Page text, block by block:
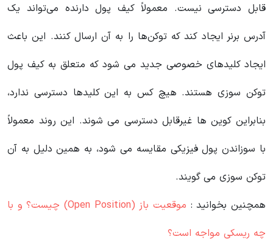
قابل دسترسی نیست. معمولاً کیف پول دارنده می‌تواند یک
آدرس برنر ایجاد کند که توکن‌ها را به آن ارسال کنند. این باعث
ایجاد کلیدهای خصوصی جدید می شود که متعلق به کیف پول
توکن سوزی هستند. هیچ کس به این کلیدها دسترسی ندارد،
بنابراین کوین ها غیرقابل دسترسی می شوند. این روند معمولاً
با سوزاندن پول فیزیکی مقایسه می شود، به همین دلیل به آن
توکن سوزی می گویند.
همچنین بخوانید :
موقعیت باز (Open Position) چیست؟ و با
چه ریسکی مواجه است؟